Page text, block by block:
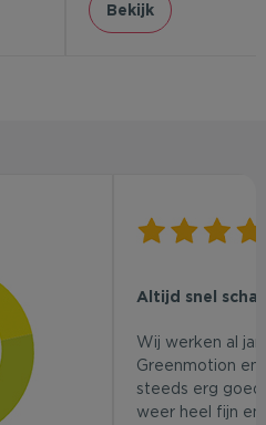
Bekijk
Altijd snel
Wij werken al
Greenmotion en
steeds erg
weer heel fijn en